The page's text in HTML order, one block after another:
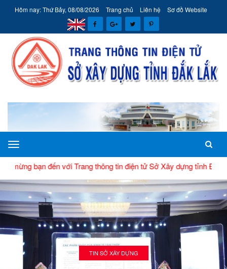
Hôm nay: Thứ Bảy, 08/08/2026 Trang chủ Liên hệ Sơ đồ Website
Sở
Xây
dựng
tỉnh
Lắk
TIN MỚI
đến với Trang thông tin điện tử Sở Xây dựng tỉnh Đắk Lắk
TIN SỞ XÂY DỰNG